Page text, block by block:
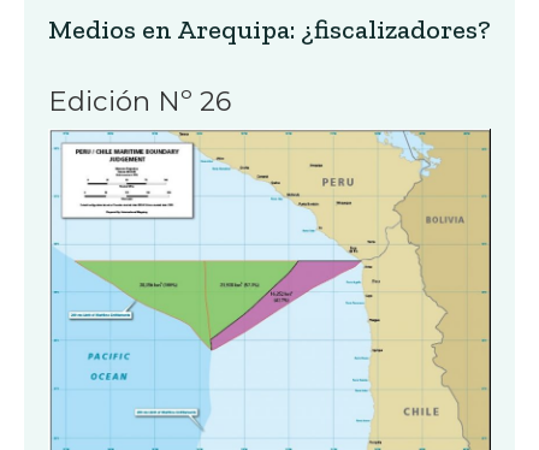
Medios en Arequipa: ¿fiscalizadores?
Edición Nº 26